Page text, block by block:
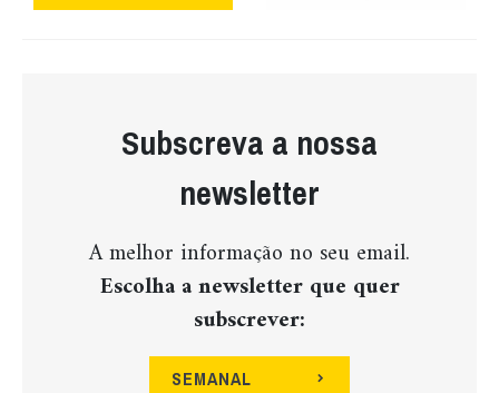
Subscreva a nossa
newsletter
A melhor informação no seu email.
Escolha a newsletter que quer
subscrever:
SEMANAL